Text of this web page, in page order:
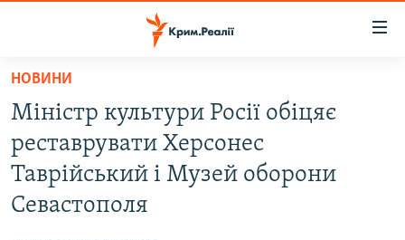
Перейти
основного
матеріалу
Перейти
до
основної
ВОДА.КРИМ
ВІДЕО ТА ФОТО
ПОЛІТИКА
НОВИНИ
Міністр культури Росії обіцяє
реставрувати Херсонес
Таврійський і Музей оборони
Севастополя